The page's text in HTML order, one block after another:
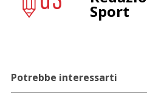
Sport
Potrebbe interessarti